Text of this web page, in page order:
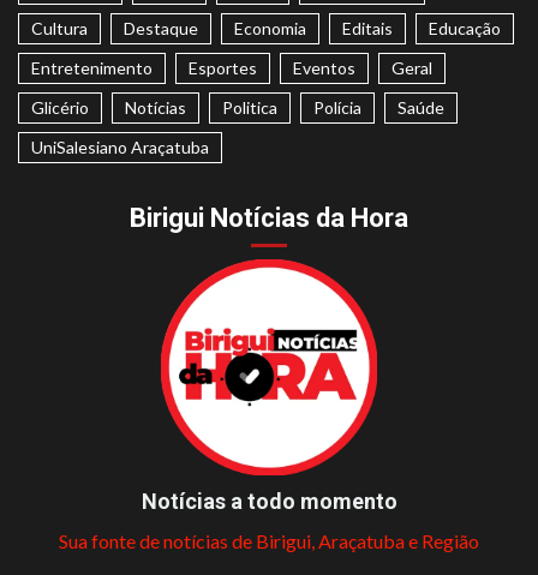
Cultura
Destaque Economia Editais
Educação
Entretenimento
Esportes Eventos
Geral
Glicério
Notícias Politica Polícia
Saúde
UniSalesiano Araçatuba
Birigui Notícias da Hora
Notícias a todo momento
Sua fonte de notícias de Birigui, Araçatuba e Região